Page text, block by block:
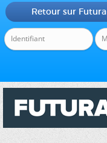
Retour sur Futura